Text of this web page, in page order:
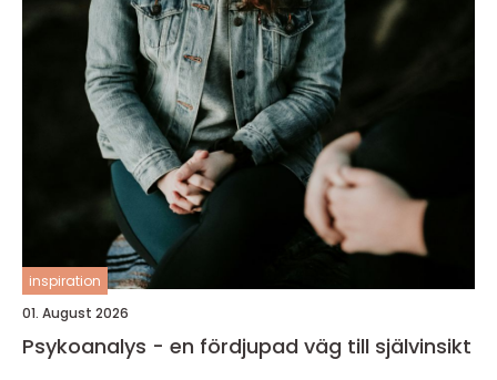
inspiration
01. August 2026
Psykoanalys - en fördjupad väg till självinsikt